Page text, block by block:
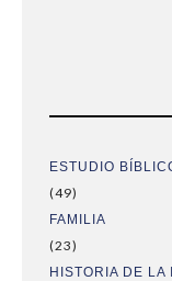
ESTUDIO
(49)
FAMILIA
(23)
HISTORIA DE LA